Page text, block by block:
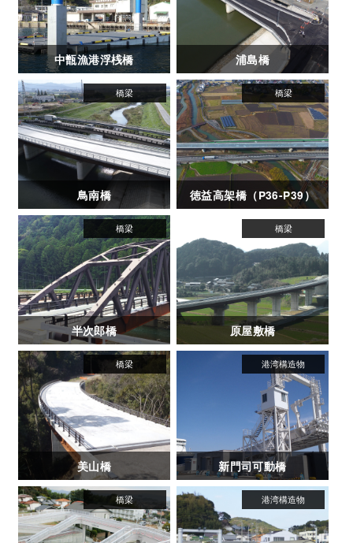
中甑漁港浮桟橋 浦島橋
鳥南橋 徳益高架橋（P36-P39）
半次郎橋 原屋敷橋
美山橋 新門司可動橋